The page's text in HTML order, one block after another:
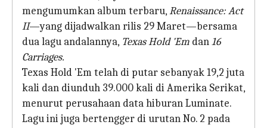
mengumumkan album terbaru,Renaissance: Act
II—yang dijadwalkan rilis 29 Maret—bersama
dua lagu andalannya, Texas Hold 'Em dan16
Carriages.
Texas Hold 'Em telah di putar sebanyak 19,2 juta
kali dan diunduh 39.000 kali di Amerika Serikat,
menurut perusahaan data hiburan Luminate.
Lagu ini juga bertengger di urutan No. 2 pada